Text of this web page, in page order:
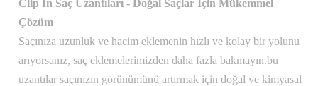
Clip In Saç Uzantıları - Doğal Saçlar İçin Mükemmel
Çözüm
Saçınıza uzunluk ve hacim eklemenin hızlı ve kolay bir yolunu
arıyorsanız, saç eklemelerimizden daha fazla bakmayın.bu
uzantılar saçınızın görünümünü artırmak için doğal ve kimyasal